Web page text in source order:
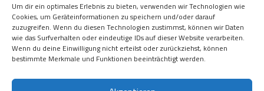
Um dir ein optimales Erlebnis zu bieten, verwenden wir Technologien wie
Cookies, um Geräteinformationen zu speichern und/oder darauf
zuzugreifen. Wenn du diesen Technologien zustimmst, können wir Daten
wie das Surfverhalten oder eindeutige IDs auf dieser Website verarbeiten.
Wenn du deine Einwilligung nicht erteilst oder zurückziehst, können
bestimmte Merkmale und Funktionen beeinträchtigt werden.
Versand
DHL
Klimaneutral